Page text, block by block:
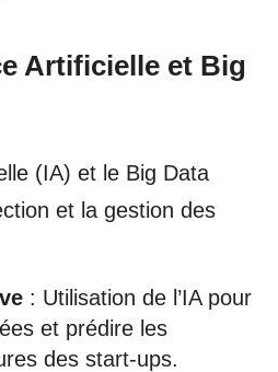
Artificielle et Big
(IA) et le Big Data
et la gestion des
: Utilisation de l’IA pour
et prédire les
des start-ups.